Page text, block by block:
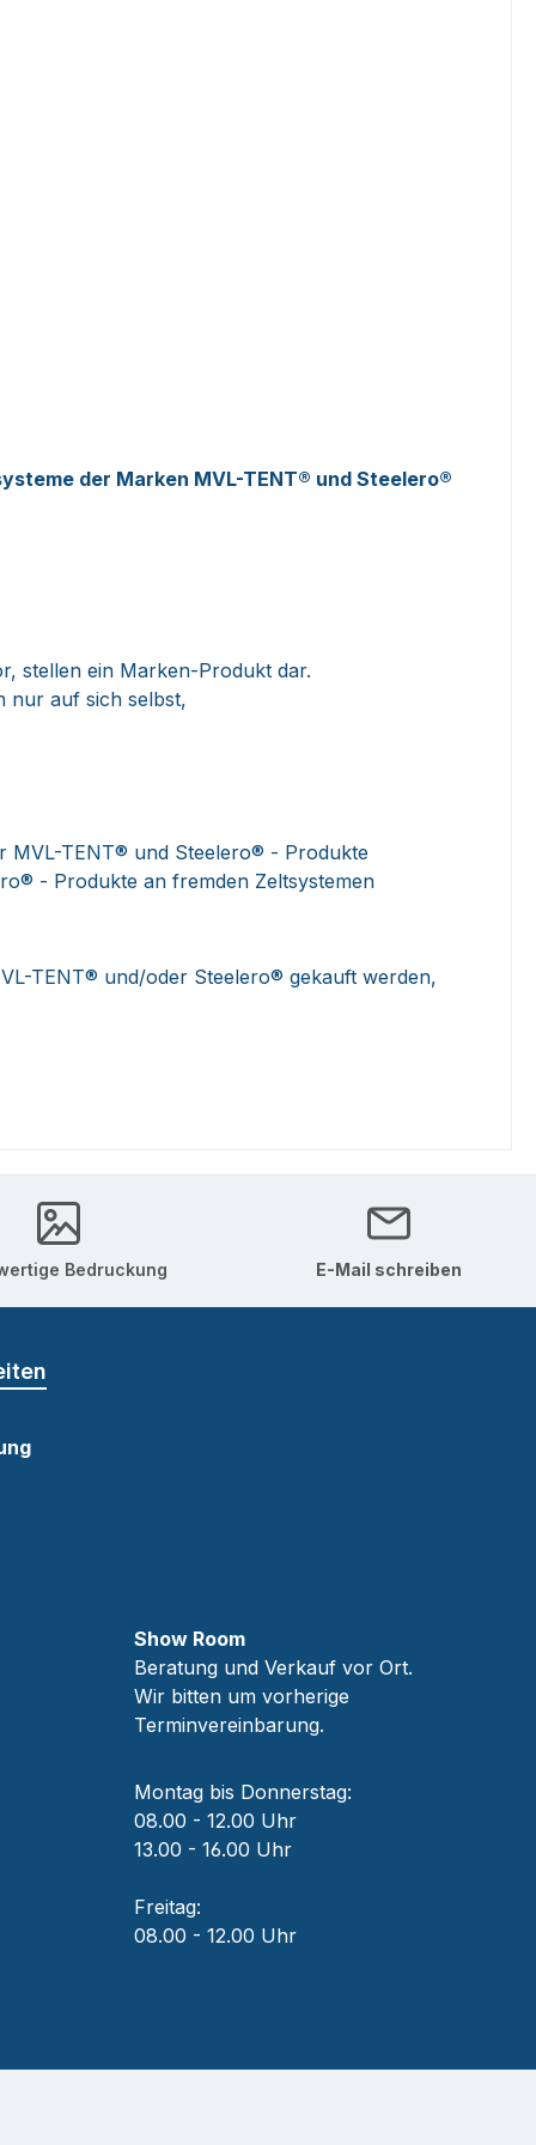
der Marken MVL-TENT® und Steelero®
stellen ein Marken-Produkt dar.
nur auf sich selbst,
MVL-TENT® und Steelero® - Produkte
- Produkte an fremden Zeltsystemen
TENT® und/oder Steelero® gekauft werden,
Bedruckung E-Mail schreiben
Show Room
Beratung und Verkauf vor Ort.
Wir bitten um vorherige
Terminvereinbarung.
Montag bis Donnerstag:
08.00 - 12.00 Uhr
13.00 - 16.00 Uhr
Freitag:
08.00 - 12.00 Uhr